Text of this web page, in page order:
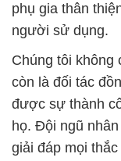
phụ gia thân
người sử dụng.
Chúng tôi không
còn là đối tác
được sự thành
họ. Đội ngũ
giải đáp mọi